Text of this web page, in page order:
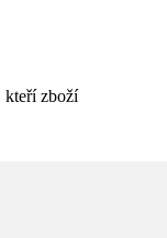
kteří zboží